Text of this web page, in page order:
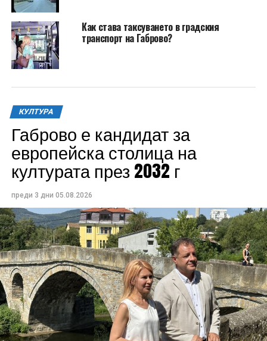
Как става таксуването в градския
транспорт на Габрово?
КУЛТУРА
Габрово е кандидат за
европейска столица на
културата през 2032 г
преди 3 дни 05.08.2026